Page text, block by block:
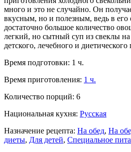
много и это не случайно. Он
вкусным, но и полезным, ведь в его
достаточно большое количество
легкий, но сытный суп из свеклы
детского, лечебного и диетического
Время подготовки: 1 ч.
Время приготовления: 1 ч.
Количество порций: 6
Национальная кухня: Русская
Назначение рецепта: На обед, На
диеты, Для детей, Специальное